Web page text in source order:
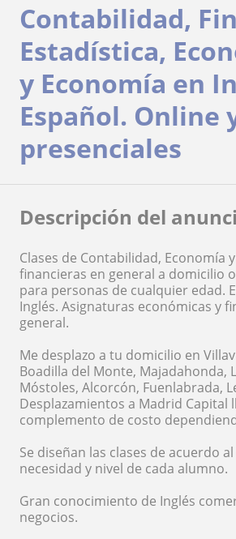
Contabilidad,
Estadística,
y Economía en
Español. Online
presenciales
Descripción del
Clases de Contabilidad, Economía
financieras en general a domicilio
para personas de cualquier edad.
Inglés. Asignaturas económicas y
general.
Me desplazo a tu domicilio en
Boadilla del Monte, Majadahonda,
Móstoles, Alcorcón, Fuenlabrada,
Desplazamientos a Madrid Capital
complemento de costo
Se diseñan las clases de acuerdo
necesidad y nivel de cada alumno.
Gran conocimiento de Inglés
negocios.